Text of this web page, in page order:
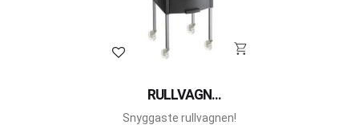
Lägg till i favoriter
RULLVAGN
MANHATTAN
Snyggaste rullvagnen!